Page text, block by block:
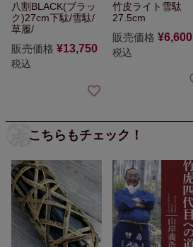
八割BLACK(ブラッ
ク)27cm下駄/雪駄/
草履/
販売価格 ¥13,750
税込
竹皮ライト雪駄
27.5cm
販売価格 ¥6,600
税込
こちらもチェック！